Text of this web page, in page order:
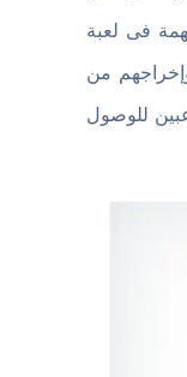
فى لعبة
من
للوصول